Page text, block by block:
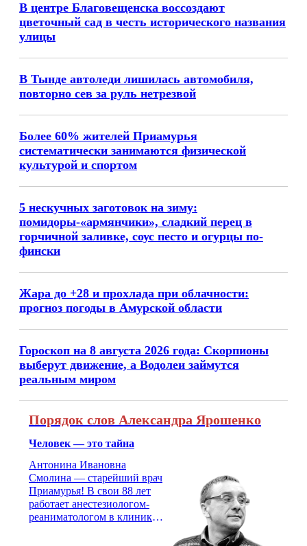
В центре Благовещенска воссоздают
цветочный сад в честь исторического названия
улицы
В Тынде автоледи лишилась автомобиля,
повторно сев за руль нетрезвой
Более 60% жителей Приамурья
систематически занимаются физической
культурой и спортом
5 нескучных заготовок на зиму:
помидоры-«армянчики», сладкий перец в
горчичной заливке, соус песто и огурцы по-
фински
Жара до +28 и прохлада при облачности:
прогноз погоды в Амурской области
Гороскоп на 8 августа 2026 года: Скорпионы
выберут движение, а Водолеи займутся
реальным миром
Порядок слов Александра Ярошенко
Человек — это тайна
Антонина Ивановна
Смолина — старейший врач
Приамурья! В свои 88 лет
работает анестезиологом-
реаниматологом в клинике